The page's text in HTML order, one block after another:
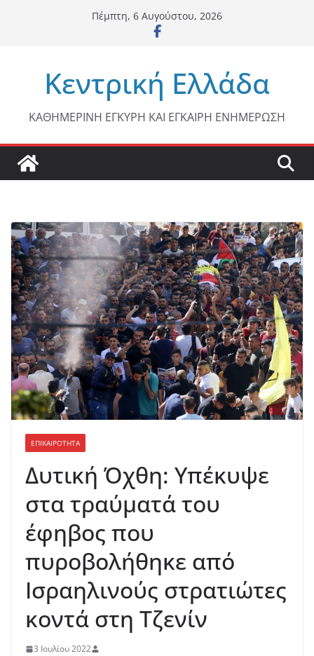
Πέμπτη, 6 Αυγούστου, 2026
Κεντρική Ελλάδα
ΚΑΘΗΜΕΡΙΝΗ ΕΓΚΥΡΗ ΚΑΙ ΕΓΚΑΙΡΗ ΕΝΗΜΕΡΩΣΗ
ΕΠΙΚΑΙΡΟΤΗΤΑ
Δυτική Όχθη: Υπέκυψε
στα τραύματά του
έφηβος που
πυροβολήθηκε από
Ισραηλινούς στρατιώτες
κοντά στη Τζενίν
3 Ιουλίου 2022